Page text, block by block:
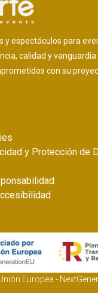
y espectáculos para
calidad y vanguardia
con su
y Protección de
Europea -